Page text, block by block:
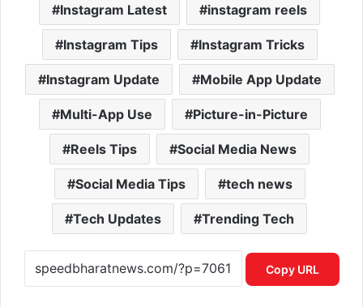
Instagram Latest instagram reels
Instagram Tips Instagram Tricks
Instagram Update Mobile App Update
Multi-App Use Picture-in-Picture
Reels Tips Social Media News
Social Media Tips tech news
Tech Updates Trending Tech
Copy URL